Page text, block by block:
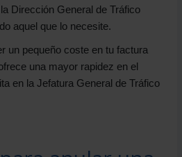
Dirección General de Tráfico
aquel que lo necesite.
un pequeño coste en tu factura
una mayor rapidez en el
en la Jefatura General de Tráfico